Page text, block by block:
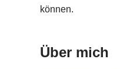
können.
Über mich